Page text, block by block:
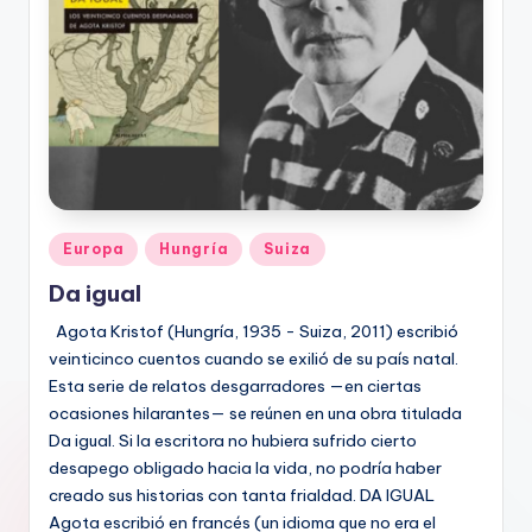
Publicado
en
Europa Hungría Suiza
Da igual
Agota Kristof (Hungría, 1935 - Suiza, 2011) escribió
veinticinco cuentos cuando se exilió de su país natal.
Esta serie de relatos desgarradores —en ciertas
ocasiones hilarantes— se reúnen en una obra titulada
Da igual. Si la escritora no hubiera sufrido cierto
desapego obligado hacia la vida, no podría haber
creado sus historias con tanta frialdad. DA IGUAL
Agota escribió en francés (un idioma que no era el